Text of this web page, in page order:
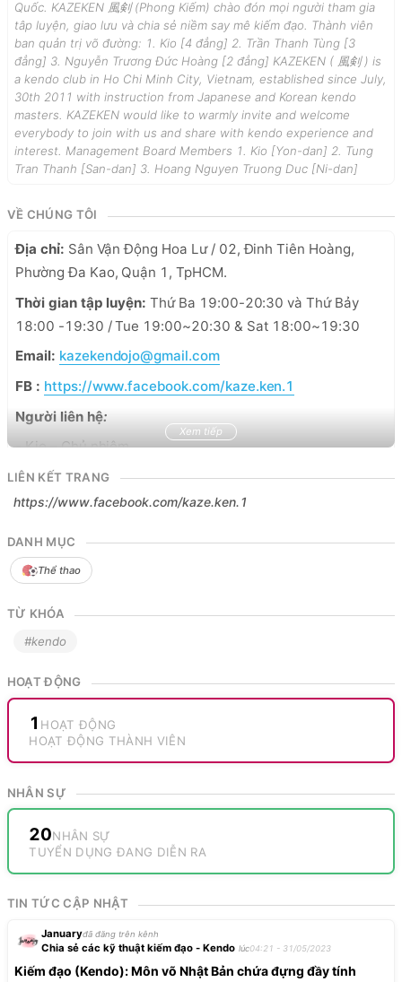
Quốc. KAZEKEN 風剣 (Phong Kiếm) chào đón mọi người tham gia
tâp luyện, giao lưu và chia sẻ niềm say mê kiếm đạo. Thành viên
ban quản trị võ đường: 1. Kio [4 đẳng] 2. Trần Thanh Tùng [3
đẳng] 3. Nguyễn Trương Đức Hoàng [2 đẳng] KAZEKEN ( 風剣 ) is
a kendo club in Ho Chi Minh City, Vietnam, established since July,
30th 2011 with instruction from Japanese and Korean kendo
masters. KAZEKEN would like to warmly invite and welcome
everybody to join with us and share with kendo experience and
interest. Management Board Members 1. Kio [Yon-dan] 2. Tung
Tran Thanh [San-dan] 3. Hoang Nguyen Truong Duc [Ni-dan]
VỀ CHÚNG TÔI
Địa chỉ: Sân Vận Động Hoa Lư / 02, Đinh Tiên Hoàng,
Phường Đa Kao, Quận 1, TpHCM.
Thời gian tập luyện: Thứ Ba 19:00-20:30 và Thứ Bảy
18:00 -19:30 / Tue 19:00~20:30 & Sat 18:00~19:30
Email: kazekendojo@gmail.com
FB : https://www.facebook.com/kaze.ken.1
Người liên hệ:
- Kio – Chủ nhiệm
Điện thoại: +84 (0) 903029259
- Nguyễn Trương Đức Hoàng – Quản lý
Điện thoại: +84 (0) 38 968 4964
Xem tiếp
LIÊN KẾT TRANG
https://www.facebook.com/kaze.ken.1
DANH MỤC
Thể thao
TỪ KHÓA
#kendo
HOẠT ĐỘNG
1 HOẠT ĐỘNG
HOẠT ĐỘNG THÀNH VIÊN
NHÂN SỰ
20NHÂN SỰ
TUYỂN DỤNG ĐANG DIỄN RA
TIN TỨC CẬP NHẬT
Januaryđã đăng trên kênh
Chia sẻ các kỹ thuật kiếm đạo - Kendo lúc04:21 - 31/05/2023
Kiếm đạo (Kendo): Môn võ Nhật Bản chứa đựng đầy tính